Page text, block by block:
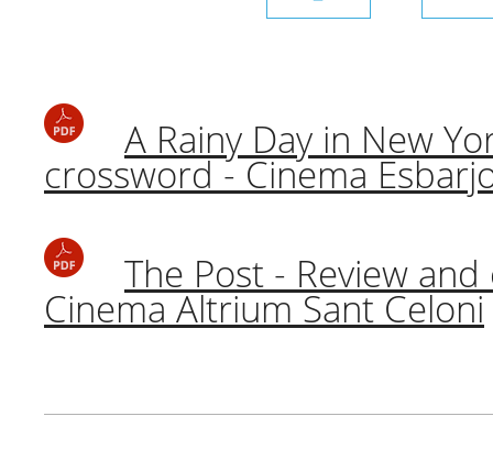
A Rainy Day in New
crossword - Cinema
The Post - Review
Cinema Altrium Sant Celoni